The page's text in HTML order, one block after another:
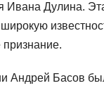
Ивана Дулина.
Андрей Басов